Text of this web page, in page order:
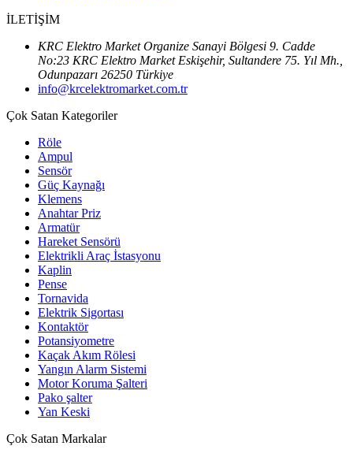
İLETİŞİM
KRC Elektro Market Organize Sanayi Bölgesi 9. Cadde
No:23 KRC Elektro Market Eskişehir, Sultandere 75. Yıl Mh.,
Odunpazarı 26250 Türkiye
info@krcelektromarket.com.tr
Çok Satan Kategoriler
Röle
Ampul
Sensör
Güç Kaynağı
Klemens
Anahtar Priz
Armatür
Hareket Sensörü
Elektrikli Araç İstasyonu
Kaplin
Pense
Tornavida
Elektrik Sigortası
Kontaktör
Potansiyometre
Kaçak Akım Rölesi
Yangın Alarm Sistemi
Motor Koruma Şalteri
Pako şalter
Yan Keski
Çok Satan Markalar